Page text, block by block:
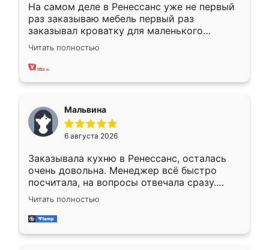
На самом деле в Ренессанс уже не первый
раз заказываю мебель первый раз
заказывал кроватку для маленького
ребёнка при его рождении ,во второй раз
заказал шкаф-купе. По качеству очень
хорошее сборка достаточно быстрая,
меньше, здесь же он более разнообразный.
Мне нравится ,если что-то потребуется из
мебели буду заказывать только здесь.
Читать полностью
Мальвина
6 августа 2026
Заказывала кухню в Ренессанс, осталась
очень довольна. Менеджер всё быстро
посчитала, на вопросы отвечала сразу.
Замерщик приехал в субботу, подошёл к
делу со всей ответственностью. Собрали
за день, ребята работали аккуратно, даже
Читать полностью